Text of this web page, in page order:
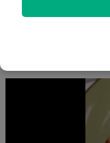
Este sábado 2 de
Famosos X2”.